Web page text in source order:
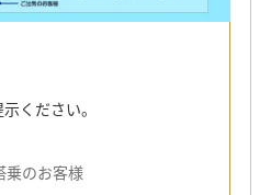
ください。
乗のお客様